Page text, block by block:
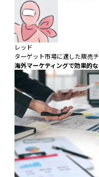
レッド
ターゲット市場に適した販売
海外マーケティングで効果的